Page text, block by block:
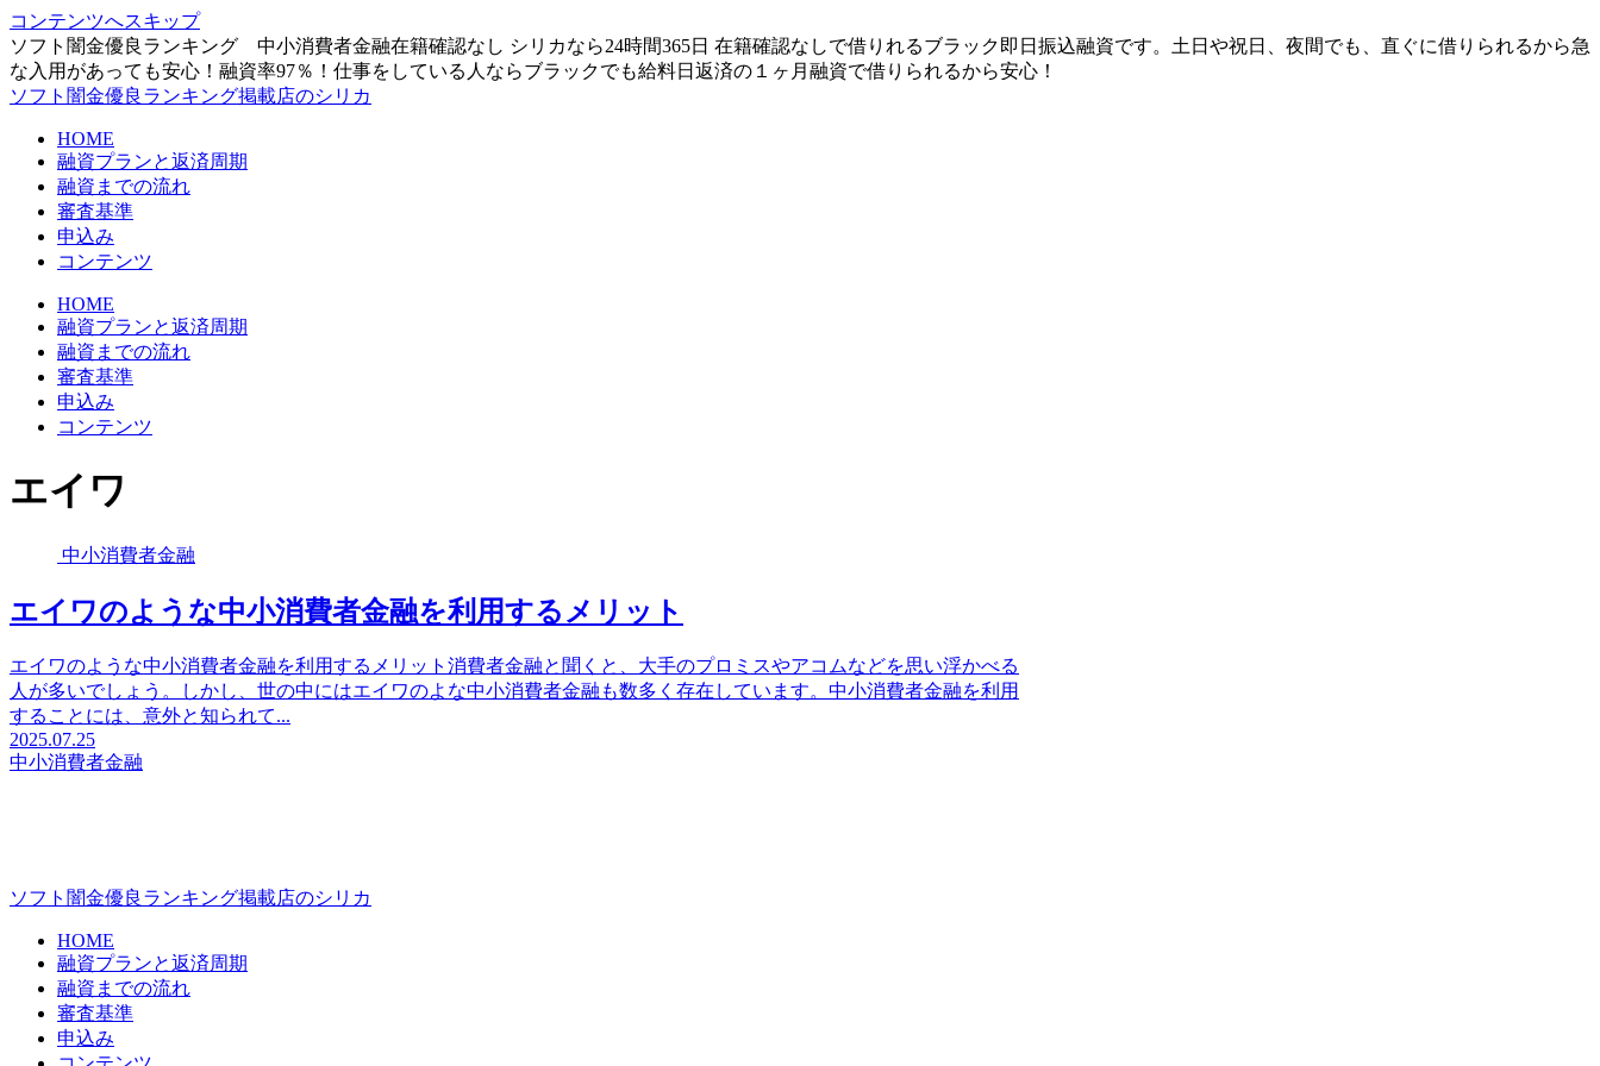
コンテンツへスキップ
ソフト闇金優良ランキング 中小消費者金融在籍確認なし シリカなら24時間365日 在籍確認なしで借りれるブラック即日振込融資です。土日や祝日、夜間でも、直ぐに借りられるから急
な入用があっても安心！融資率97％！仕事をしている人ならブラックでも給料日返済の１ヶ月融資で借りられるから安心！
ソフト闇金優良ランキング掲載店のシリカ
HOME
融資プランと返済周期
融資までの流れ
審査基準
申込み
コンテンツ
HOME
融資プランと返済周期
融資までの流れ
審査基準
申込み
コンテンツ
エイワ
中小消費者金融
エイワのような中小消費者金融を利用するメリット
エイワのような中小消費者金融を利用するメリット消費者金融と聞くと、大手のプロミスやアコムなどを思い浮かべる
人が多いでしょう。しかし、世の中にはエイワのよな中小消費者金融も数多く存在しています。中小消費者金融を利用
することには、意外と知られて...
2025.07.25
中小消費者金融
ソフト闇金優良ランキング掲載店のシリカ
HOME
融資プランと返済周期
融資までの流れ
審査基準
申込み